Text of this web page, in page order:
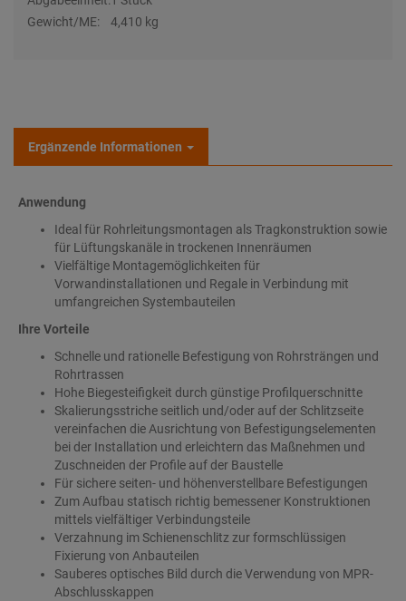
Gewicht/ME:
4,410 kg
Ergänzende Informationen
Anwendung
Ideal für Rohrleitungsmontagen als Tragkonstruktion sowie
für Lüftungskanäle in trockenen Innenräumen
Vielfältige Montagemöglichkeiten für
Vorwandinstallationen und Regale in Verbindung mit
umfangreichen Systembauteilen
Ihre Vorteile
Schnelle und rationelle Befestigung von Rohrsträngen und
Rohrtrassen
Hohe Biegesteifigkeit durch günstige Profilquerschnitte
Skalierungsstriche seitlich und/oder auf der Schlitzseite
vereinfachen die Ausrichtung von Befestigungselementen
bei der Installation und erleichtern das Maßnehmen und
Zuschneiden der Profile auf der Baustelle
Für sichere seiten- und höhenverstellbare Befestigungen
Zum Aufbau statisch richtig bemessener Konstruktionen
mittels vielfältiger Verbindungsteile
Verzahnung im Schienenschlitz zur formschlüssigen
Fixierung von Anbauteilen
Sauberes optisches Bild durch die Verwendung von MPR-
Abschlusskappen